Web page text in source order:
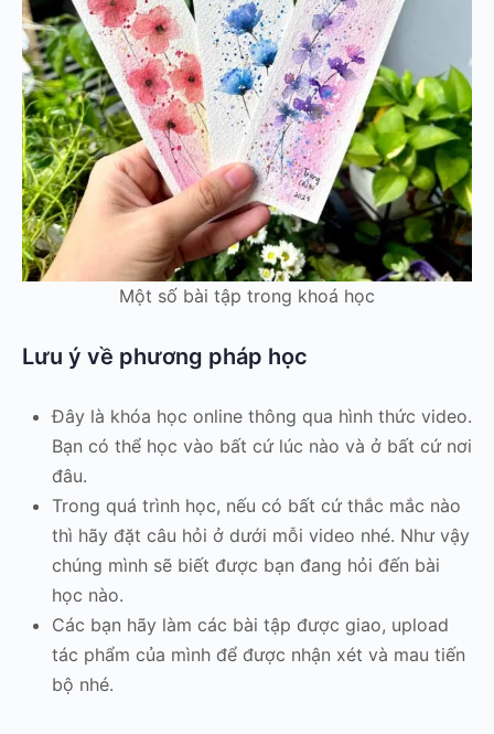
Một số bài tập trong khoá học
Lưu ý về phương pháp học
Đây là khóa học online thông qua hình thức video.
Bạn có thể học vào bất cứ lúc nào và ở bất cứ nơi
đâu.
Trong quá trình học, nếu có bất cứ thắc mắc nào
thì hãy đặt câu hỏi ở dưới mỗi video nhé. Như vậy
chúng mình sẽ biết được bạn đang hỏi đến bài
học nào.
Các bạn hãy làm các bài tập được giao, upload
tác phẩm của mình để được nhận xét và mau tiến
bộ nhé.